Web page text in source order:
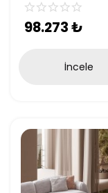
98.273₺
İncele